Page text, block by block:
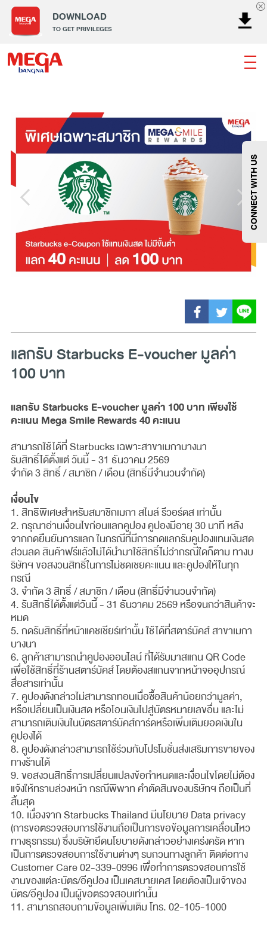
DOWNLOAD
TO GET PRIVILEGES
ธนาคาร ร้านอาหาร เอ็นเตอร์เทนเม้นท์
แฟชั่น
เครื่องประดับ
การตกแต่งบ้าน แม่และเด็ก
ไลฟ์สไตล์
บริการ
เมกา สมาร์ท คิดส์ กีฬา
ซูเปอร์มาร์เก็ต
แกดเจ็ตและเทคโนโลยี
สุขภาพและความงาม
แฟชั่น@Megabangna
CONNECT WITH US
แลกรับ Starbucks E-voucher มูลค่า
100 บาท
แลกรับ Starbucks E-voucher มูลค่า 100 บาท เพียงใช้
คะแนน Mega Smile Rewards 40 คะแนน
สามารถใช้ได้ที่ Starbucks เฉพาะสาขาเมกาบางนา
รับสิทธิ์ได้ตั้งแต่ วันนี้ - 31 ธันวาคม 2569
จำกัด 3 สิทธิ์ / สมาชิก / เดือน (สิทธิ์มีจำนวนจำกัด)
เงื่อนไข
1. สิทธิพิเศษสำหรับสมาชิกเมกา สไมล์ รีวอร์ดส เท่านั้น
2. กรุณาอ่านเงื่อนไขก่อนแลกคูปอง คูปองมีอายุ 30 นาที หลัง
จากกดยืนยันการแลก ในกรณีที่มีการกดแลกรับคูปองแทนเงินสด
ส่วนลด สินค้าฟรีแล้วไม่ได้นำมาใช้สิทธิ์ไม่ว่ากรณีใดก็ตาม ทางบ
ริษัทฯ ขอสงวนสิทธิ์ในการไม่ชดเชยคะแนน และคูปองให้ในทุก
กรณี
3. จำกัด 3 สิทธิ์ / สมาชิก / เดือน (สิทธิ์มีจำนวนจำกัด)
4. รับสิทธิ์ได้ตั้งแต่วันนี้ - 31 ธันวาคม 2569 หรือจนกว่าสินค้าจะ
หมด
5. กดรับสิทธิ์ที่หน้าแคชเชียร์เท่านั้น ใช้ได้ที่สตาร์บัคส์ สาขาเมกา
บางนา
6. ลูกค้าสามารถนำคูปองออนไลน์ ที่ได้รับมาสแกน QR Code
เพื่อใช้สิทธิ์ที่ร้านสตาร์บัคส์ โดยต้องสแกนจากหน้าจออุปกรณ์
สื่อสารเท่านั้น
7. คูปองดังกล่าวไม่สามารถทอนเมื่อซื้อสินค้าน้อยกว่ามูลค่า,
หรือเปลี่ยนเป็นเงินสด หรือโอนเงินไปสู่บัตรหมายเลขอื่น และไม่
สามารถเติมเงินในบัตรสตาร์บัคส์การ์ดหรือเพิ่มเติมยอดเงินใน
คูปองได้
8. คูปองดังกล่าวสามารถใช้ร่วมกับโปรโมชั่นส่งเสริมการขายของ
ทางร้านได้
9. ขอสงวนสิทธิ์การเปลี่ยนแปลงข้อกำหนดและเงื่อนไขโดยไม่ต้อง
แจ้งให้ทราบล่วงหน้า กรณีพิพาท คำตัดสินของบริษัทฯ ถือเป็นที่
สิ้นสุด
10. เนื่องจาก Starbucks Thailand มีนโยบาย Data privacy
(การขอตรวจสอบการใช้งานถือเป็นการขอข้อมูลการเคลื่อนไหว
ทางธุรกรรม) ซึ่งบริษัทยึดนโยบายดังกล่าวอย่างเคร่งครัด หาก
เป็นการตรวจสอบการใช้งานต่างๆ รบกวนทางลูกค้า ติดต่อทาง
Customer Care 02-339-0996 เพื่อทำการตรวจสอบการใช้
งานของแต่ละบัตร/อีคูปอง เป็นเคสบายเคส โดยต้องเป็นเจ้าของ
บัตร/อีคูปอง เป็นผู้ขอตรวจสอบเท่านั้น
11. สามารถสอบถามข้อมูลเพิ่มเติม โทร. 02-105-1000